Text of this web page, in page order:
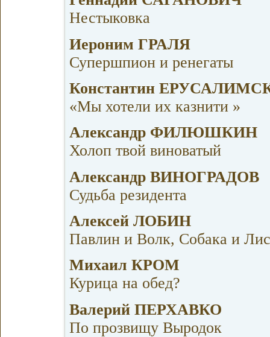
Нестыковка
Иероним ГРАЛЯ
Супершпион и ренегаты
Константин
«Мы хотели их казнити »
Александр ФИЛЮШКИН
Холоп твой виноватый
Александр ВИНОГРАДОВ
Судьба резидента
Алексей ЛОБИН
Павлин и Волк, Собака и
Михаил КРОМ
Курица на обед?
Валерий ПЕРХАВКО
По прозвищу Выродок